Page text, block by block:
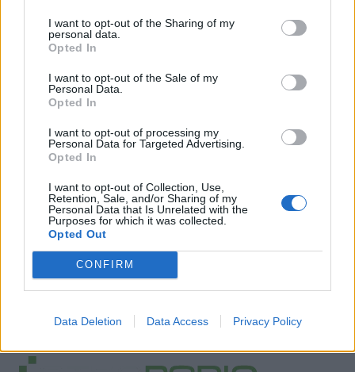
I want to opt-out of the Sharing of my
personal data.
Opted In
I want to opt-out of the Sale of my
Personal Data.
Opted In
I want to opt-out of processing my
Personal Data for Targeted Advertising.
Opted In
I want to opt-out of Collection, Use,
Retention, Sale, and/or Sharing of my
Personal Data that Is Unrelated with the
Purposes for which it was collected.
Opted Out
CONFIRM
Data Deletion Data Access Privacy Policy